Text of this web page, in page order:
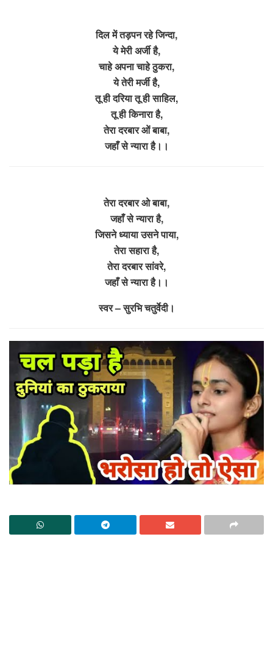
दिल में तड़पन रहे जिन्दा,
ये मेरी अर्जी है,
चाहे अपना चाहे ठुकरा,
ये तेरी मर्जी है,
तू ही दरिया तू ही साहिल,
तू ही किनारा है,
तेरा दरबार ओं बाबा,
जहाँ से न्यारा है।।
तेरा दरबार ओ बाबा,
जहाँ से न्यारा है,
जिसने ध्याया उसने पाया,
तेरा सहारा है,
तेरा दरबार सांवरे,
जहाँ से न्यारा है।।
स्वर – सुरभि चतुर्वेदी।